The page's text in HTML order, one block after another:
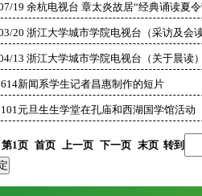
19 余杭电视台 章太炎故居“经典诵读夏
20 浙江大学城市学院电视台（采访及会
13 浙江大学城市学院电视台（关于晨读
新闻系学生记者昌惠制作的短片
元旦生生学堂在孔庙和西湖国学馆活动
第1页 首页 上一页 下一页 末页 转到